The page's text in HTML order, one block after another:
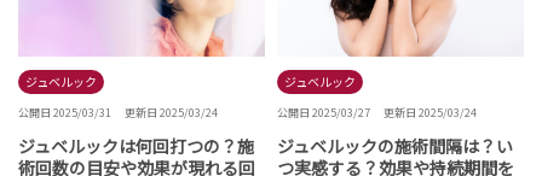
ジュベルック
公開日 2025/03/31 更新日 2025/03/24
ジュベルックは何回打つの？施
術回数の目安や効果が現れる回
ジュベルック
公開日 2025/03/27 更新日 2025/03/24
ジュベルックの施術間隔は？い
つ実感する？効果や持続期間を